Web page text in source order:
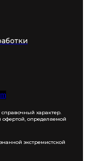
характер.
определяемой
экстремистской